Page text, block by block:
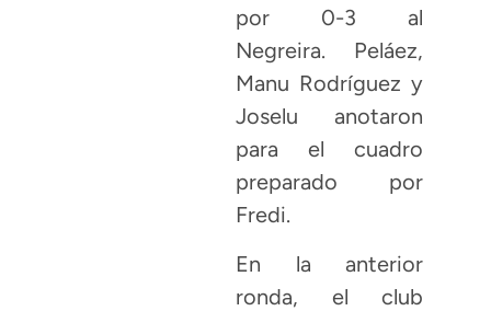
por 0-3 al
Negreira. Peláez,
Manu Rodríguez y
Joselu anotaron
para el cuadro
preparado por
Fredi.
En la anterior
ronda, el club